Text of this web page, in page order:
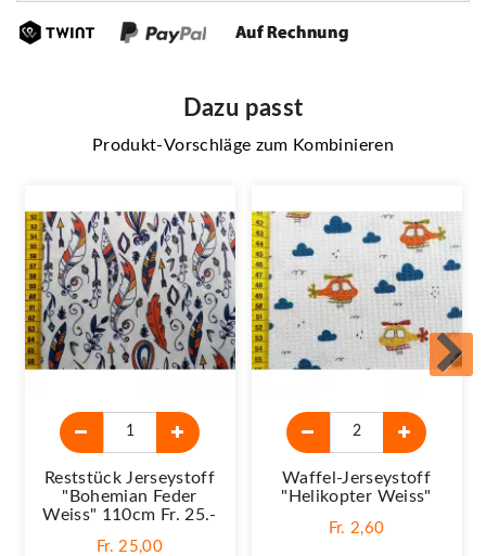
Dazu passt
Produkt-Vorschläge zum Kombinieren
Reststück Jerseystoff
"Bohemian Feder
Weiss" 110cm Fr. 25.-
Fr. 25,00
Waffel-Jerseystoff
"Helikopter Weiss"
Fr. 2,60